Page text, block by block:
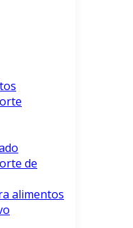
de
alimentos